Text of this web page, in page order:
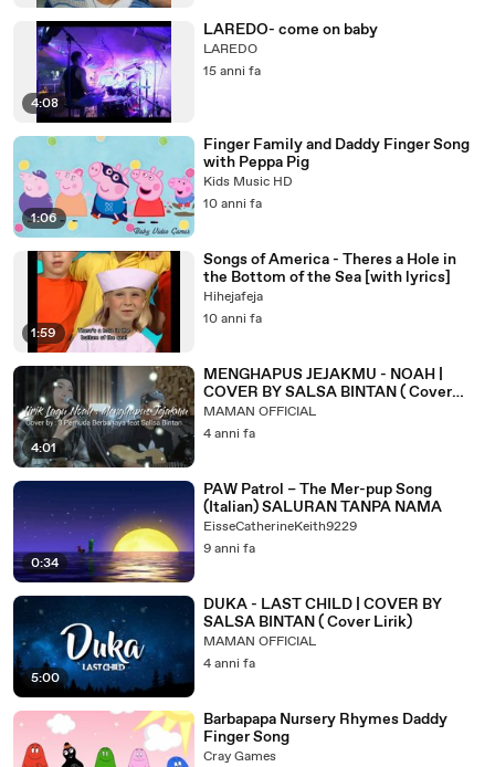
4:08
LAREDO- come on baby
LAREDO
15 anni fa
1:06
Finger Family and Daddy Finger Song
with Peppa Pig
Kids Music HD
10 anni fa
1:59
Songs of America - Theres a Hole in
the Bottom of the Sea [with lyrics]
Hihejafeja
10 anni fa
4:01
MENGHAPUS JEJAKMU - NOAH |
COVER BY SALSA BINTAN ( Cover
Lirik)
MAMAN OFFICIAL
4 anni fa
0:34
PAW Patrol – The Mer-pup Song
(Italian) SALURAN TANPA NAMA
EisseCatherineKeith9229
9 anni fa
5:00
DUKA - LAST CHILD | COVER BY
SALSA BINTAN ( Cover Lirik)
MAMAN OFFICIAL
4 anni fa
Barbapapa Nursery Rhymes Daddy
Finger Song
Cray Games